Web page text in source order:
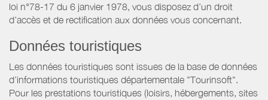
loi n°78-17 du 6 janvier 1978, vous disposez d’un droit
d’accès et de rectification aux données vous concernant.
Données touristiques
Les données touristiques sont issues de la base de données
d’informations touristiques départementale "Tourinsoft".
Pour les prestations touristiques (loisirs, hébergements, sites